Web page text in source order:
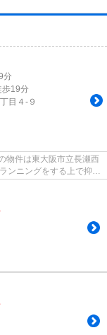
分
歩19分
目４-９
物件は東大阪市立長瀬西
ンニングをする上で抑え